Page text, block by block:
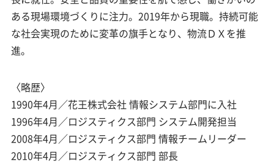
ある現場環境づくりに注力。2019年から現職。持続可能
な社会実現のために変革の旗手となり、物流ＤＸを推
進。
〈略歴〉
1990年4月／花王株式会社 情報システム部門に入社
1996年4月／ロジスティクス部門 システム開発担当
2008年4月／ロジスティクス部門 情報チームリーダー
2010年4月／ロジスティクス部門 部長